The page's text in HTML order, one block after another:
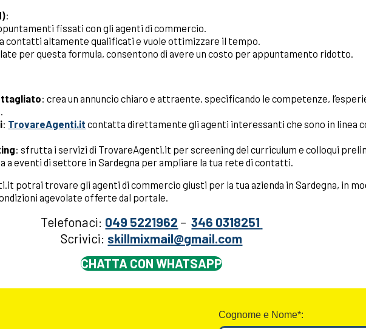
:
fissati con gli agenti di commercio.
contatti altamente qualificati e vuole ottimizzare il tempo.
per questa formula, consentono di avere un costo per appuntamento ridotto.
: crea un annuncio chiaro e attraente, specificando le competenze,
: TrovareAgenti.it contatta direttamente gli agenti interessanti che sono in linea
: sfrutta i servizi di TrovareAgenti.it per screening dei curriculum e colloqui
a eventi di settore in Sardegna per ampliare la tua rete di contatti.
potrai trovare gli agenti di commercio giusti per la tua azienda in Sardegna, in
agevolate offerte dal portale.
Telefonaci: 049 5221962 –346 0318251
Scrivici: skillmixmail@gmail.com
CHATTA CON WHATSAPP
Cognome e Nome*: